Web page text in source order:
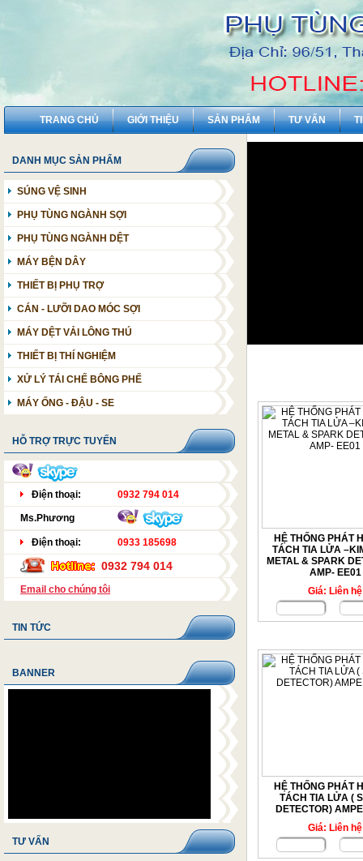
TRANG CHỦ GIỚI THIỆU SẢN PHẨM TƯ VẤN
DANH MỤC SẢN PHẨM
SÚNG VỆ SINH
PHỤ TÙNG NGÀNH SỢI
MÁY XÉ KIỆN
MÁY CHẢI
MÁY GHÉP
MÁY THÔ
MÁY SỢI CON ( SỢI NHUYỄN)
MÁY ĐÁNH ỐNG
MÁY CHẢI KỸ
MÁY CUỘN CÚI
PHỤ TÙNG NGÀNH DỆT
PHỤ TÙNG DỆT BAO PP STARLINGER
MÁY DỆT THOI
MÁY DỆT KHÍ
MÁY DỆT KIẾM
MÁY DỆT NƯỚC
MÁY BỆN DÂY
THIẾT BỊ PHỤ TRỢ
HÚT THỔI BỤI - OHTC
ĐIỀU HÒA KHÔNG KHÍ
NHÀ MÁY SỢI
PHÒNG SUỐT DA
TÁCH TIA LỬA ĐIỆN
SÚNG VỆ SINH
CÁN - LƯỠI DAO MÓC SỢI
MÁY DỆT VẢI LÔNG THÚ
THIẾT BỊ THÍ NGHIỆM
XỬ LÝ TÁI CHẾ BÔNG PHẾ
MÁY ỐNG - ĐẬU - SE
HỖ TRỢ TRỰC TUYẾN
Điện thoại: 0932 794 014
Ms.Phương
Điện thoại: 0933 185698
0932 794 014
Email cho chúng tôi
TIN TỨC
BANNER
TƯ VẤN
HỆ THỐNG PHÁT
TÁCH TIA LỬA
METAL & SPARK
AMP- EE01
Giá: Liên hệ
HỆ THỐNG PHÁT
TÁCH TIA LỬA (
DETECTOR)
Giá: Liên hệ